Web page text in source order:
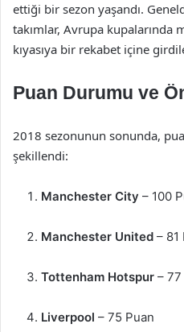
ettiği bir sezon yaşandı.
takımlar, Avrupa kupalarında
kıyasıya bir rekabet içine
Puan Durumu ve
2018 sezonunun sonunda,
şekillendi:
Manchester City – 100
Manchester United – 81
Tottenham Hotspur – 77
Liverpool – 75 Puan